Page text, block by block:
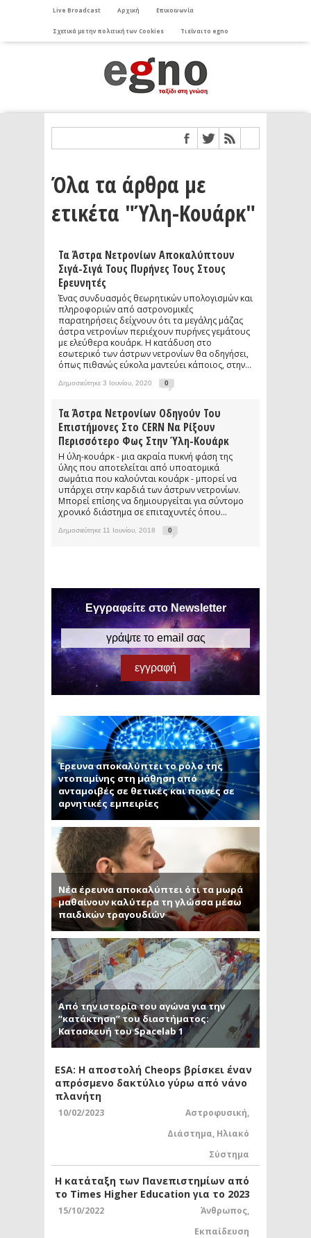
Live Broadcast Αρχική Επικοινωνία
Σχετικά με την πολιτική των Cookies Τι είναι το egno
Όλα τα άρθρα με
ετικέτα "Ύλη-Κουάρκ"
Τα Άστρα Νετρονίων Αποκαλύπτουν
Σιγά-Σιγά Τους Πυρήνες Τους Στους
Ερευνητές
Ένας συνδυασμός θεωρητικών υπολογισμών και
πληροφοριών από αστρονομικές
παρατηρήσεις δείχνουν ότι τα μεγάλης μάζας
άστρα νετρονίων περιέχουν πυρήνες γεμάτους
με ελεύθερα κουάρκ. Η κατάδυση στο
εσωτερικό των άστρων νετρονίων θα οδηγήσει,
όπως πιθανώς εύκολα μαντεύει κάποιος, στην...
Δημοσιεύτηκε 3 Ιουνίου, 2020 0
Τα Άστρα Νετρονίων Οδηγούν Του
Επιστήμονες Στο CERN Να Ρίξουν
Περισσότερο Φως Στην Ύλη-Κουάρκ
Η ύλη-κουάρκ - μια ακραία πυκνή φάση της
ύλης που αποτελείται από υποατομικά
σωμάτια που καλούνται κουάρκ - μπορεί να
υπάρχει στην καρδιά των άστρων νετρονίων.
Μπορεί επίσης να δημιουργείται για σύντομο
χρονικό διάστημα σε επιταχυντές όπου...
Δημοσιεύτηκε 11 Ιουνίου, 2018 0
Εγγραφείτε στο Newsletter
Έρευνα αποκαλύπτει το ρόλο της
ντοπαμίνης στη μάθηση από
ανταμοιβές σε θετικές και ποινές σε
αρνητικές εμπειρίες
Νέα έρευνα αποκαλύπτει ότι τα μωρά
μαθαίνουν καλύτερα τη γλώσσα μέσω
παιδικών τραγουδιών
Από την ιστορία του αγώνα για την
“κατάκτηση” του διαστήματος:
Κατασκευή του Spacelab 1
ESA: Η αποστολή Cheops βρίσκει έναν
απρόσμενο δακτύλιο γύρω από νάνο
πλανήτη
10/02/2023 Αστροφυσική,
Διάστημα, Ηλιακό
Σύστημα
Η κατάταξη των Πανεπιστημίων από
το Times Higher Education για το 2023
15/10/2022 Άνθρωπος,
Εκπαίδευση